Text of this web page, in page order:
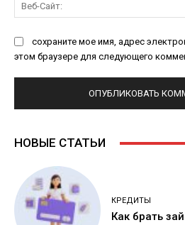
сохраните мое имя, адрес
этом браузере для следующего
НОВЫЕ СТАТЬИ
КРЕДИТЫ
Как брать